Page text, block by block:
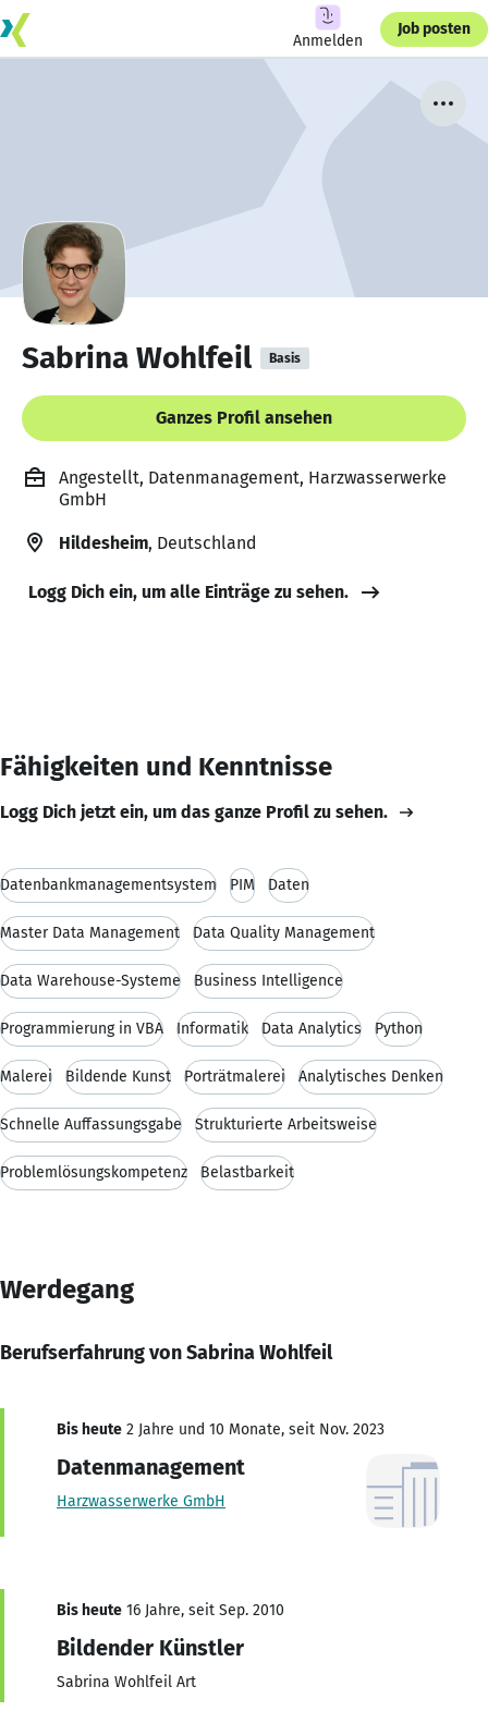
Anmelden
Job posten
Sabrina Wohlfeil Basis
Ganzes Profil ansehen
Angestellt, Datenmanagement, Harzwasserwerke
GmbH
Hildesheim, Deutschland
Logg Dich ein, um alle Einträge zu sehen.
Fähigkeiten und Kenntnisse
Logg Dich jetzt ein, um das ganze Profil zu sehen.
Datenbankmanagementsystem PIM Daten
Master Data Management Data Quality Management
Data Warehouse-Systeme Business Intelligence
Programmierung in VBA Informatik Data Analytics Python
Malerei Bildende Kunst Porträtmalerei Analytisches Denken
Schnelle Auffassungsgabe Strukturierte Arbeitsweise
Problemlösungskompetenz Belastbarkeit
Werdegang
Berufserfahrung von Sabrina Wohlfeil
Bis heute 2 Jahre und 10 Monate, seit Nov. 2023
Datenmanagement
Harzwasserwerke GmbH
Bis heute 16 Jahre, seit Sep. 2010
Bildender Künstler
Sabrina Wohlfeil Art